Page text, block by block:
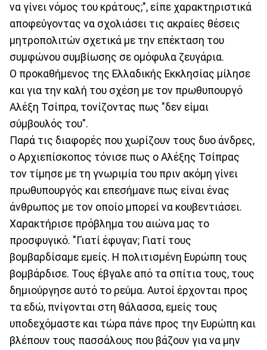
να γίνει νόμος του κράτους;", είπε χαρακτηριστικά
αποφεύγοντας να σχολιάσει τις ακραίες θέσεις
μητροπολιτών σχετικά με την επέκταση του
συμφώνου συμβίωσης σε ομόφυλα ζευγάρια.
Ο προκαθήμενος της Ελλαδικής Εκκλησίας μίλησε
και για την καλή του σχέση με τον πρωθυπουργό
Αλέξη Τσίπρα, τονίζοντας πως "δεν είμαι
σύμβουλός του".
Παρά τις διαφορές που χωρίζουν τους δυο άνδρες,
ο Αρχιεπίσκοπος τόνισε πως ο Αλέξης Τσίπρας
τον τίμησε με τη γνωριμία του πριν ακόμη γίνει
πρωθυπουργός και επεσήμανε πως είναι ένας
άνθρωπος με τον οποίο μπορεί να κουβεντιάσει.
Χαρακτήρισε πρόβλημα του αιώνα μας το
προσφυγικό. "Γιατί έφυγαν; Γιατί τους
βομβαρδίσαμε εμείς. Η πολιτισμένη Ευρώπη τους
βομβάρδισε. Τους έβγαλε από τα σπίτια τους, τους
δημιούργησε αυτό το ρεύμα. Αυτοί έρχονται προς
τα εδώ, πνίγονται στη θάλασσα, εμείς τους
υποδεχόμαστε και τώρα πάνε προς την Ευρώπη και
βλέπουν τους πασσάλους που βάζουν για να μην